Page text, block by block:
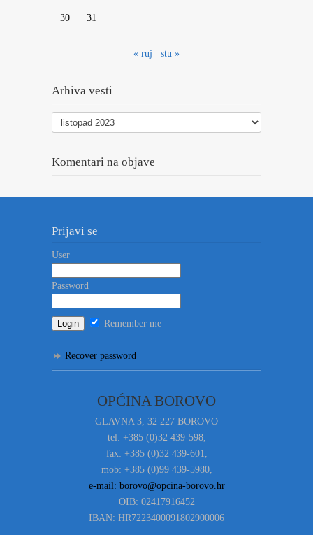
30 31
« ruj stu »
Arhiva vesti
Arhiva
vesti
Komentari na objave
Prijavi se
User
Password
Remember me
Recover password
OPĆINA BOROVO
GLAVNA 3, 32 227 BOROVO
tel: +385 (0)32 439-598,
fax: +385 (0)32 439-601,
mob: +385 (0)99 439-5980,
e-mail: borovo@opcina-borovo.hr
OIB: 02417916452
IBAN: HR7223400091802900006